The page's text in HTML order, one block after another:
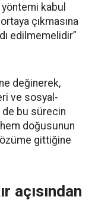
kabul
çıkmasına
edilmemelidir”
değinerek,
ve sosyal-
bu sürecin
hem doğusunun
gittiğine
açısından